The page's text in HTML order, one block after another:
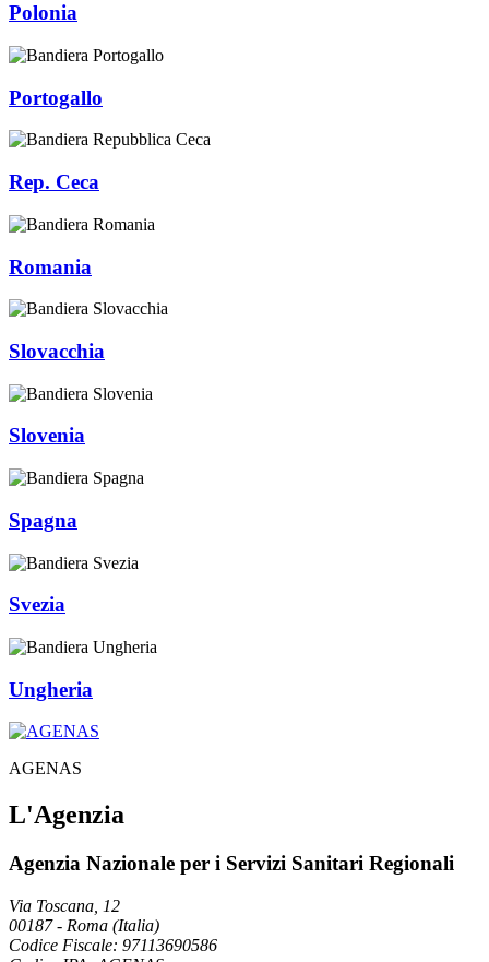
Polonia
Portogallo
Rep. Ceca
Romania
Slovacchia
Slovenia
Spagna
Svezia
Ungheria
AGENAS
L'Agenzia
Agenzia Nazionale per i Servizi Sanitari Regionali
Via Toscana, 12
00187- Roma (Italia)
Codice Fiscale: 97113690586